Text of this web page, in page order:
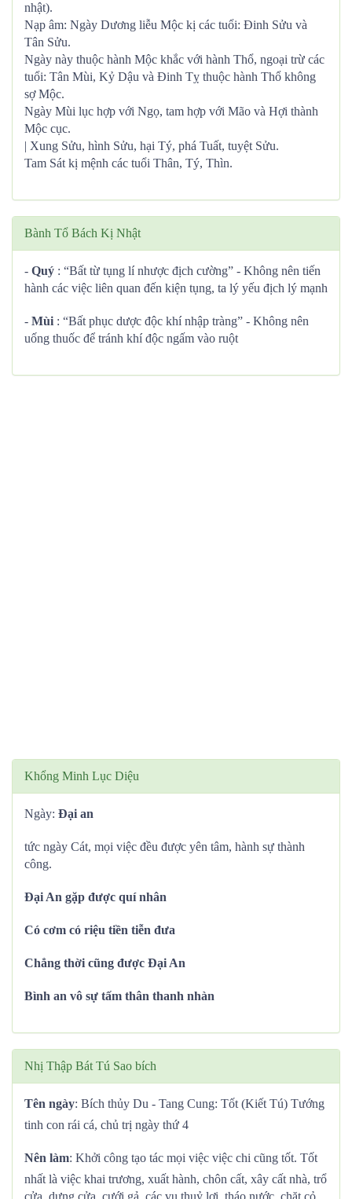
nhật).
Nạp âm: Ngày Dương liễu Mộc kị các tuổi: Đinh Sửu và
Tân Sửu.
Ngày này thuộc hành Mộc khắc với hành Thổ, ngoại trừ các
tuổi: Tân Mùi, Kỷ Dậu và Đinh Tỵ thuộc hành Thổ không
sợ Mộc.
Ngày Mùi lục hợp với Ngọ, tam hợp với Mão và Hợi thành
Mộc cục.
| Xung Sửu, hình Sửu, hại Tý, phá Tuất, tuyệt Sửu.
Tam Sát kị mệnh các tuổi Thân, Tý, Thìn.
Bành Tổ Bách Kị Nhật
- Quý : “Bất từ tụng lí nhược địch cường” - Không nên tiến
hành các việc liên quan đến kiện tụng, ta lý yếu địch lý mạnh
- Mùi : “Bất phục dược độc khí nhập tràng” - Không nên
uống thuốc để tránh khí độc ngấm vào ruột
Khổng Minh Lục Diệu
Ngày: Đại an
tức ngày Cát, mọi việc đều được yên tâm, hành sự thành
công.
Đại An gặp được quí nhân
Có cơm có riệu tiền tiễn đưa
Chẳng thời cũng được Đại An
Bình an vô sự tấm thân thanh nhàn
Nhị Thập Bát Tú Sao bích
Tên ngày: Bích thủy Du - Tang Cung: Tốt (Kiết Tú) Tướng
tinh con rái cá, chủ trị ngày thứ 4
Nên làm: Khởi công tạo tác mọi việc việc chi cũng tốt. Tốt
nhất là việc khai trương, xuất hành, chôn cất, xây cất nhà, trổ
cửa, dựng cửa, cưới gả, các vụ thuỷ lợi, tháo nước, chặt cỏ